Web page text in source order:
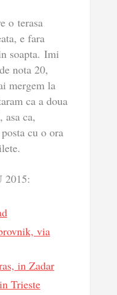
o terasa
e fara
soapta. Imi
nota 20,
mergem la
ca a doua
asa ca,
cu o ora
2015:
via
in Zadar
Trieste